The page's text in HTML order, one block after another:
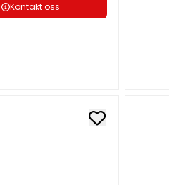
Kontakt oss